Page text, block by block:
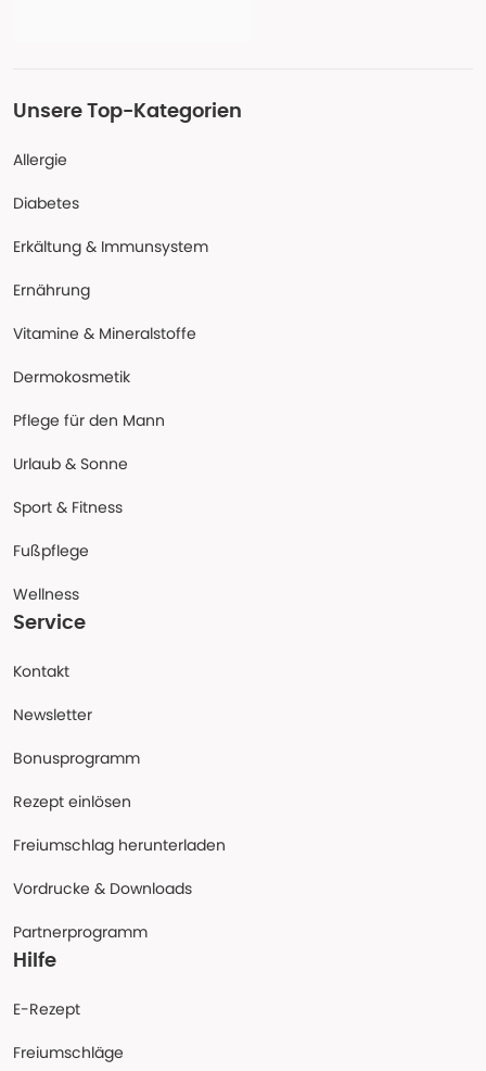
Unsere Top-Kategorien
Allergie
Diabetes
Erkältung & Immunsystem
Ernährung
Vitamine & Mineralstoffe
Dermokosmetik
Pflege für den Mann
Urlaub & Sonne
Sport & Fitness
Fußpflege
Wellness
Service
Kontakt
Newsletter
Bonusprogramm
Rezept einlösen
Freiumschlag herunterladen
Vordrucke & Downloads
Partnerprogramm
Hilfe
E-Rezept
Freiumschläge